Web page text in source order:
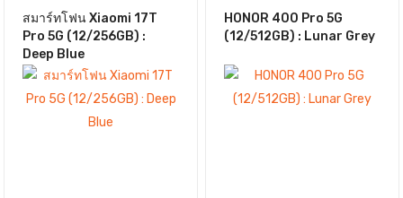
สมาร์ทโฟน Xiaomi 17T
Pro 5G (12/256GB) :
Deep Blue
HONOR 400 Pro 5G
(12/512GB) : Lunar Grey